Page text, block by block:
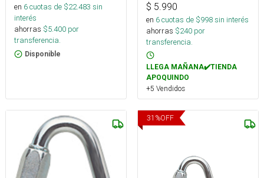
en 6cuotas de $22.483 sin
interés
ahorras $5.400 por
transferencia.
Disponible
$ 5.990
en 6cuotas de $998sin interés
ahorras $240 por
transferencia.
LLEGA MAÑANA✔️TIENDA
APOQUINDO
+5 Vendidos
31 %OFF